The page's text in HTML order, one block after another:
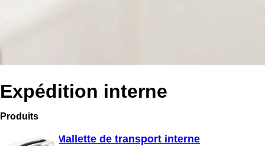
Expédition interne
Produits
Mallette de transport interne